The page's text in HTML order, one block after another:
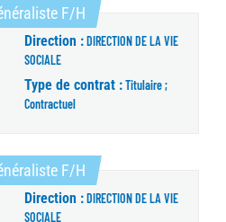
F/H (Nouvelle fenêtre)
Direction :DIRECTION DE LA VIE
SOCIALE
Type de contrat :Titulaire ;
Contractuel
F/H (Nouvelle fenêtre)
Direction :DIRECTION DE LA VIE
SOCIALE